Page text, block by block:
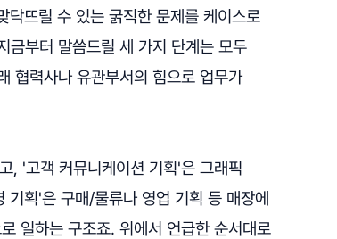
닥뜨릴 수 있는 굵직한 문제를 케이스로
금부터 말씀드릴 세 가지 단계는 모두
협력사나 유관부서의 힘으로 업무가
, '고객 커뮤니케이션 기획'은 그래픽
획'은 구매/물류나 영업 기획 등 매장에
일하는 구조죠. 위에서 언급한 순서대로